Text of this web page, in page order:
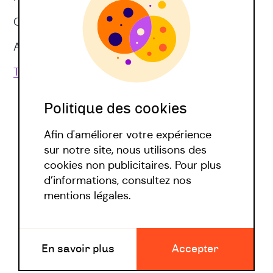
CNV
Approches corporelles
Toutes les techniques
Politique covid
Politique des cookies
Afin d'améliorer votre expérience
sur notre site, nous utilisons des
cookies non publicitaires. Pour plus
d’informations, consultez nos
mentions légales.
En savoir plus Accepter